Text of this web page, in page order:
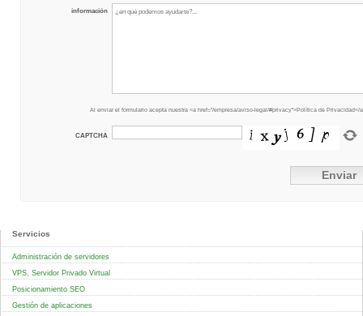
información
Al enviar el formulario acepta nuestra <a href="/empresa/aviso-legal/#privacy">Política de Privacidad</
CAPTCHA
Servicios
Administración de servidores
VPS, Servidor Privado Virtual
Posicionamiento SEO
Gestión de aplicaciones